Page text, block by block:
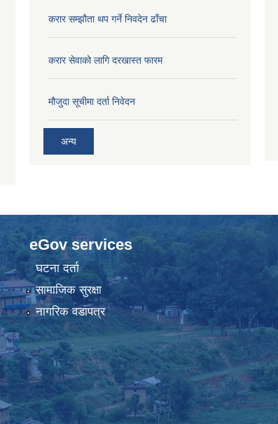
करार सम्झौता थप गर्ने निवदेन ढाँचा
करार सेवाको लागि दरखास्त फारम
मौजुदा सूचीमा दर्ता निवेदन
अन्य
eGov services
घटना दर्ता
सामाजिक सुरक्षा
नागरिक वडापत्र